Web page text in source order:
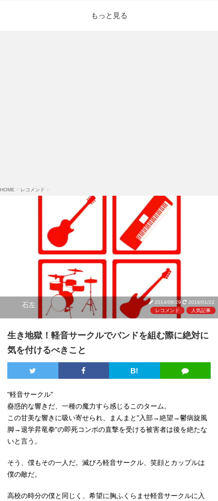
もっと見る
HOME > レコメンド >
石左 2014/08/29
2016/01/22
レコメンド
人気記事
生き地獄！軽音サークルでバンドを組む際に絶対に
気を付けるべきこと
B!
"軽音サークル"
蠱惑的な響きだ、一種の魔力すら感じるこのターム。
この甘美な響きに吸い寄せられ、まんまと"入部→絶望→鬱病旋風
脚→退学昇竜拳"の即死コンボの直撃を受ける被害者は後を絶たな
いと言う。
そう、僕もその一人だ。滅びろ軽音サークル、笑顔とカップルは
僕の敵だ。
高校の時分の僕と同じく、希望に胸ふくらませ軽音サークルに入